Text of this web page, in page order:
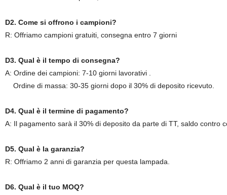
D2. Come si offrono i campioni?
R: Offriamo campioni gratuiti, consegna entro 7 giorni
D3. Qual è il tempo di consegna?
A: Ordine dei campioni: 7-10 giorni lavorativi .
Ordine di massa: 30-35 giorni dopo il 30% di deposito ricevuto.
D4. Qual è il termine di pagamento?
A: Il pagamento sarà il 30% di deposito da parte di TT, saldo contro
D5. Qual è la garanzia?
R: Offriamo 2 anni di garanzia per questa lampada.
D6. Qual è il tuo MOQ?